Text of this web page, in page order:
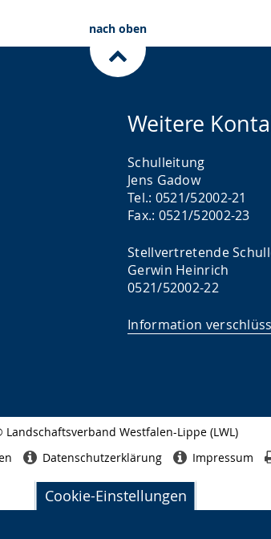
Cookie-Einstellungen
nach oben
Weitere
Schulleitung
Jens Gadow
Tel.: 0521/52002-21
Fax.: 0521/52002-23
Stellvertretende
Gerwin Heinrich
0521/52002-22
Information
Landschaftsverband Westfalen-Lippe (LWL)
Datenschutzerklärung Impressum